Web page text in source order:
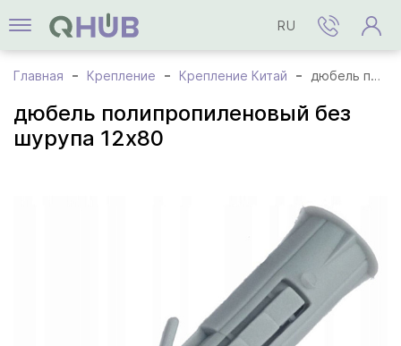
RU
Главная Крепление Крепление Китай дюбель полипропиленовый без шурупа 12x80
дюбель полипропиленовый без
шурупа 12x80